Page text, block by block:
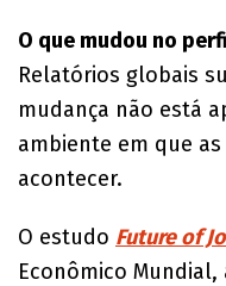
O que mudou no
Relatórios globais
mudança não está
ambiente em que
acontecer.
O estudo Future of
Econômico